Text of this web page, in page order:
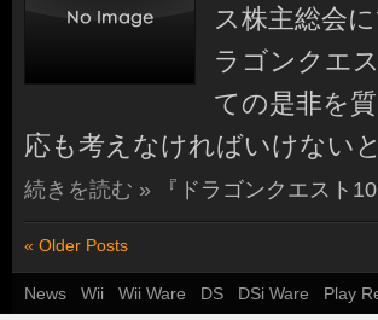
ス株主総会
ラゴンクエ
ての是非を
応も考えなければいけない
続きを読む » 『ドラゴンクエスト
« Older Posts
News Wii Wii Ware DS DSi Ware Play